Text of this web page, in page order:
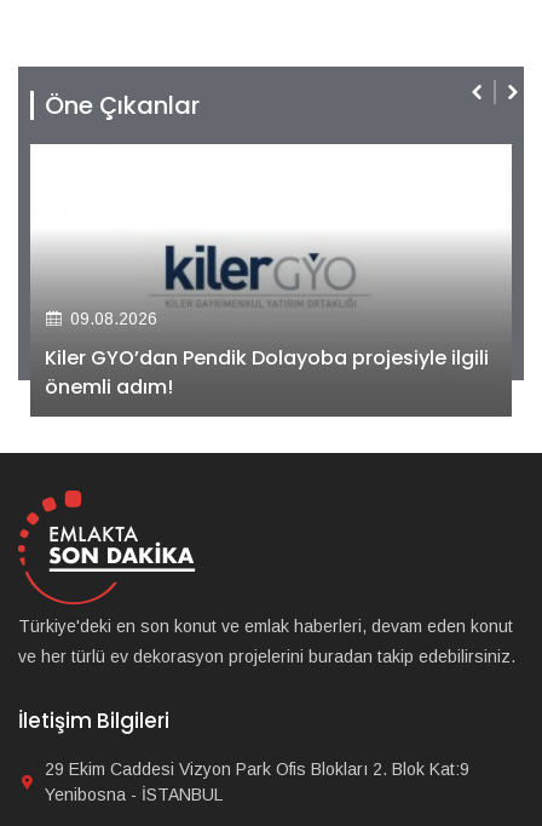
Öne Çıkanlar
09.08.2026
Kiler GYO’dan Pendik Dolayoba projesiyle ilgili
önemli adım!
Türkiye'deki en son konut ve emlak haberleri, devam eden konut
ve her türlü ev dekorasyon projelerini buradan takip edebilirsiniz.
İletişim Bilgileri
29 Ekim Caddesi Vizyon Park Ofis Blokları 2. Blok Kat:9
Yenibosna - İSTANBUL